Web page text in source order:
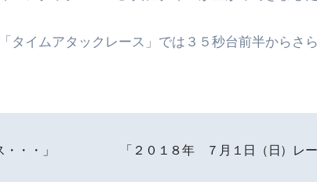
タイムアタックレース」では３５秒台前半からさ
・・」 「２０１８年 ７月１日（日）レ